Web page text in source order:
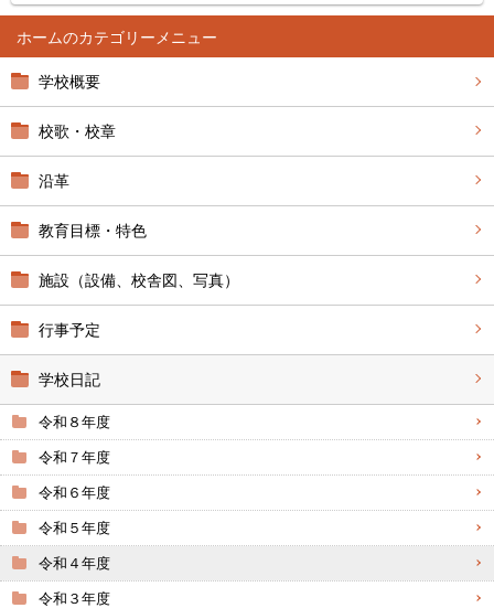
ホーム
学校概要
校歌・校章
沿革
教育目標・特色
施設（設備、校舎図、写真）
行事予定
学校日記
令和８年度
令和７年度
令和６年度
令和５年度
令和４年度
令和３年度